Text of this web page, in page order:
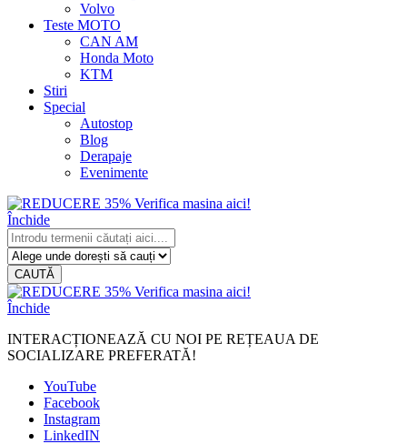
Volvo
Teste MOTO
CAN AM
Honda Moto
KTM
Stiri
Special
Autostop
Blog
Derapaje
Evenimente
Închide
CAUTĂ
Închide
INTERACȚIONEAZĂ CU NOI PE REȚEAUA DE
SOCIALIZARE PREFERATĂ!
YouTube
Facebook
Instagram
LinkedIN